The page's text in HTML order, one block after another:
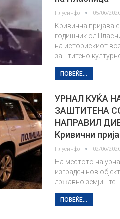
Плусинфо 05/06/2026
Кривична пријава
годишник од
на историскиот
заштитено
ПОВЕЌЕ...
УРНАЛ КУЌА
ЗАШТИТЕНА
НАПРАВИЛ
Кривични
Плусинфо 02/06/2026
На местото на
изграден нов
државно земјиште.
ПОВЕЌЕ...